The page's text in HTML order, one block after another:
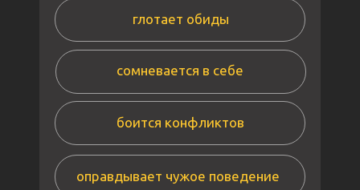
боится конфликтов
сомневается в себе
оправдывает чужое поведение
глотает обиды